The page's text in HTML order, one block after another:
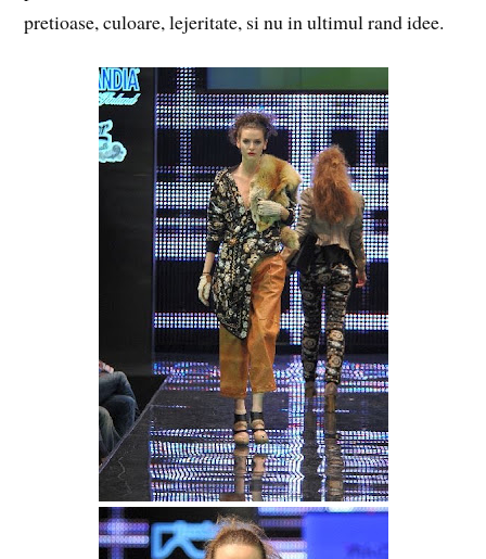
pretioase, culoare, lejeritate, si nu in ultimul rand idee.